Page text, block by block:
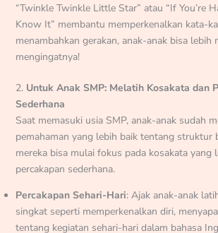
“Twinkle Twinkle Little Star” atau “If You’re
Know It” membantu memperkenalkan kata-
menambahkan gerakan, anak-anak bisa lebih
mengingatnya!
2. Untuk Anak SMP: Melatih Kosakata dan
Sederhana
Saat memasuki usia SMP, anak-anak sudah
pemahaman yang lebih baik tentang struktur
mereka bisa mulai fokus pada kosakata yang
percakapan sederhana.
Percakapan Sehari-Hari: Ajak anak-anak
singkat seperti memperkenalkan diri,
tentang kegiatan sehari-hari dalam bahasa